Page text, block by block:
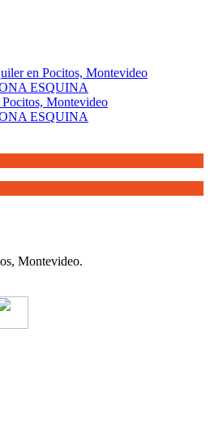
Montevideo
ESQUINA
Montevideo.